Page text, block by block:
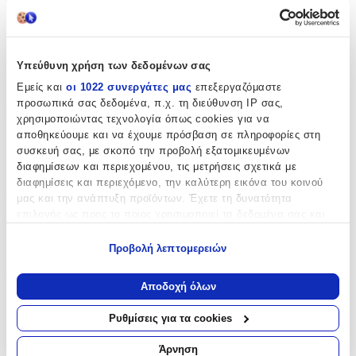
Υπεύθυνη χρήση των δεδομένων σας
Εμείς και οι 1022 συνεργάτες μας επεξεργαζόμαστε
προσωπικά σας δεδομένα, π.χ. τη διεύθυνση IP σας,
χρησιμοποιώντας τεχνολογία όπως cookies για να
αποθηκεύουμε και να έχουμε πρόσβαση σε πληροφορίες στη
συσκευή σας, με σκοπό την προβολή εξατομικευμένων
διαφημίσεων και περιεχομένου, τις μετρήσεις σχετικά με
διαφημίσεις και περιεχόμενο, την καλύτερη εικόνα του κοινού
μας και την ανάπτυξη προϊόντων. Έχετε τη δυνατότητα
Να συλλέξουμε πληροφορίες σχετικά με τη γεωγραφική
σας τοποθεσία, οι οποίες μπορεί να είναι ακριβείς σε
απόσταση μερικών μέτρων
Να αναγνωρίσουμε τη συσκευή σας σαρώνοντας ενεργά
για συγκεκριμένα χαρακτηριστικά (δακτυλικό αποτύπωμα)
Προβολή λεπτομερειών
Αποδοχή όλων
Ρυθμίσεις για τα cookies
Άρνηση
Χαρακτηριστικά
Hallmark
Βασικά Χαρακτηριστικά
:
Πολύχρωμο
Φύλο
Αγόρι
Τύπος
Τρόλεϊ
Αξιολογήσεις